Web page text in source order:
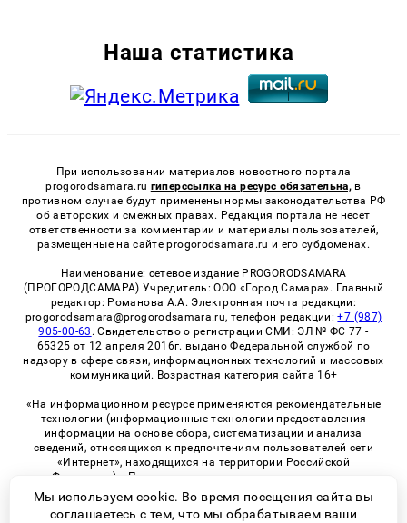
Наша статистика
При использовании материалов новостного портала
progorodsamara.ru гиперссылка на ресурс обязательна, в
противном случае будут применены нормы законодательства РФ
об авторских и смежных правах. Редакция портала не несет
ответственности за комментарии и материалы пользователей,
размещенные на сайте progorodsamara.ru и его субдоменах.
Наименование: сетевое издание PROGORODSAMARA
(ПРОГОРОДСАМАРА) Учредитель: ООО «Город Самара». Главный
редактор: Романова А.А. Электронная почта редакции:
progorodsamara@progorodsamara.ru, телефон редакции:+7 (987)
905-00-63 . Свидетельство о регистрации СМИ: ЭЛ № ФС 77 -
65325 от 12 апреля 2016г. выдано Федеральной службой по
надзору в сфере связи, информационных технологий и массовых
коммуникаций. Возрастная категория сайта 16+
«На информационном ресурсе применяются рекомендательные
технологии (информационные технологии предоставления
информации на основе сбора, систематизации и анализа
сведений, относящихся к предпочтениям пользователей сети
«Интернет», находящихся на территории Российской
Федерации)». Правила применения рекомендательных
технологий в виджетах рекламно-обменной сети
«СМИ2» (PDF)
Мы используем cookie. Во время посещения сайта вы
соглашаетесь с тем, что мы обрабатываем ваши